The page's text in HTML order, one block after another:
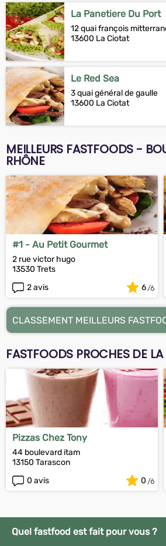
La Panetiere Du Port
12 quai françois
13600 La Ciotat
Le Red Sea
3 quai général de gaulle
13600 La Ciotat
MEILLEURS FASTFOODS -
RHÔNE
#1 - Au Petit Gourmet
2 rue victor hugo
13530 Trets
2 avis
6
CLASSEMENT MEILLEURS
FASTFOODS PROCHES DE
Pizzas Chez Tony
44 boulevard itam
13150 Tarascon
0 avis
0
Quel fastfood est fait pour vous ?